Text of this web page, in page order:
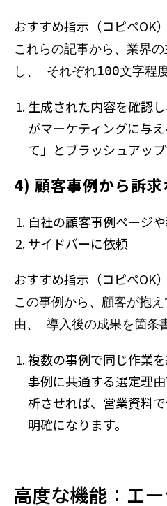
おすすめ指示（コピペOK）
これらの記事から、業界
し、 それぞれ100文字程
生成された内容を確認
がマーケティングに与
て」とブラッシュアップ
4) 顧客事例から訴
自社の顧客事例ページ
サイドバーに依頼
おすすめ指示（コピペOK）
この事例から、顧客が抱
由、 導入後の成果を箇条
複数の事例で同じ作業
事例に共通する選定理
析させれば、営業資料
明確になります。
高度な機能：エ